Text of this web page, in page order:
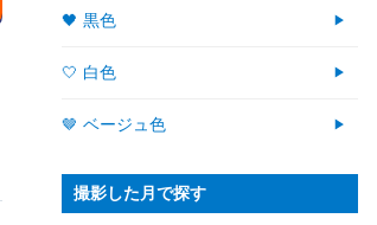
🖤 黒色
🤍 白色
🤎 ベージュ色
撮影した月で探す